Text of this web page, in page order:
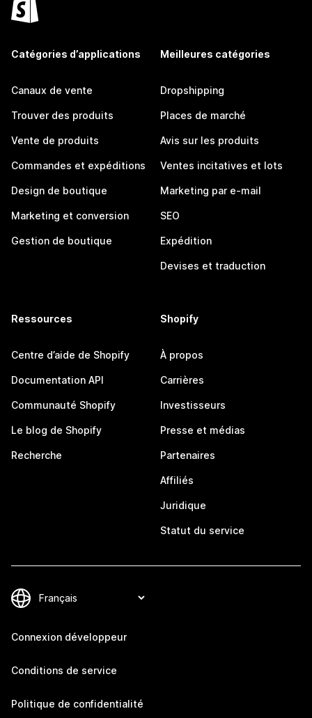
Catégories d’applications
Canaux de vente
Trouver des produits
Vente de produits
Commandes et expéditions
Design de boutique
Marketing et conversion
Gestion de boutique
Meilleures catégories
Dropshipping
Places de marché
Avis sur les produits
Ventes incitatives et lots
Marketing par e-mail
SEO
Expédition
Devises et traduction
Ressources
Centre d’aide de Shopify
Documentation API
Communauté Shopify
Le blog de Shopify
Recherche
Shopify
À propos
Carrières
Investisseurs
Presse et médias
Partenaires
Affiliés
Juridique
Statut du service
Connexion développeur
Conditions de service
Politique de confidentialité